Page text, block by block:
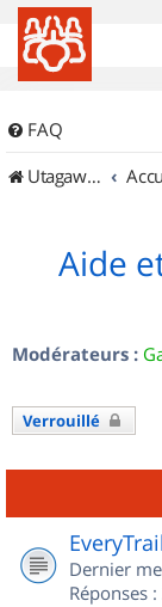
FAQ
UtagawaVTT (Randos VTT et VTTAE avec traces GPS)
Aide
Modérateurs :
Verrouillé
EveryTrail
Dernier
Réponses :